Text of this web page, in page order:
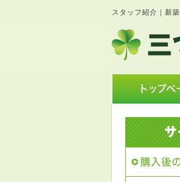
スタッフ紹介｜新
トップペ
購入後